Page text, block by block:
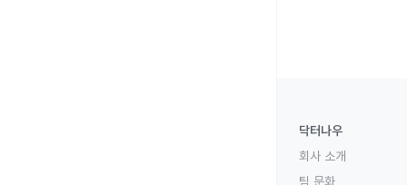
닥터나우
회사 소개
팀 문화